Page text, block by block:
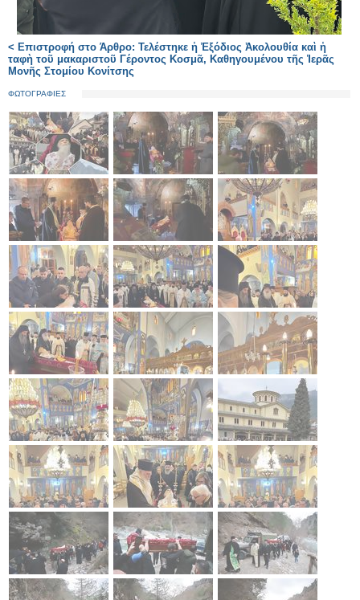
< Επιστροφή στο Άρθρο: Τελέστηκε ἡ Ἐξόδιος Ἀκολουθία καὶ ἡ
ταφὴ τοῦ μακαριστοῦ Γέροντος Κοσμᾶ, Καθηγουμένου τῆς Ἱερᾶς
Μονῆς Στομίου Κονίτσης
ΦΩΤΟΓΡΑΦΙΕΣ